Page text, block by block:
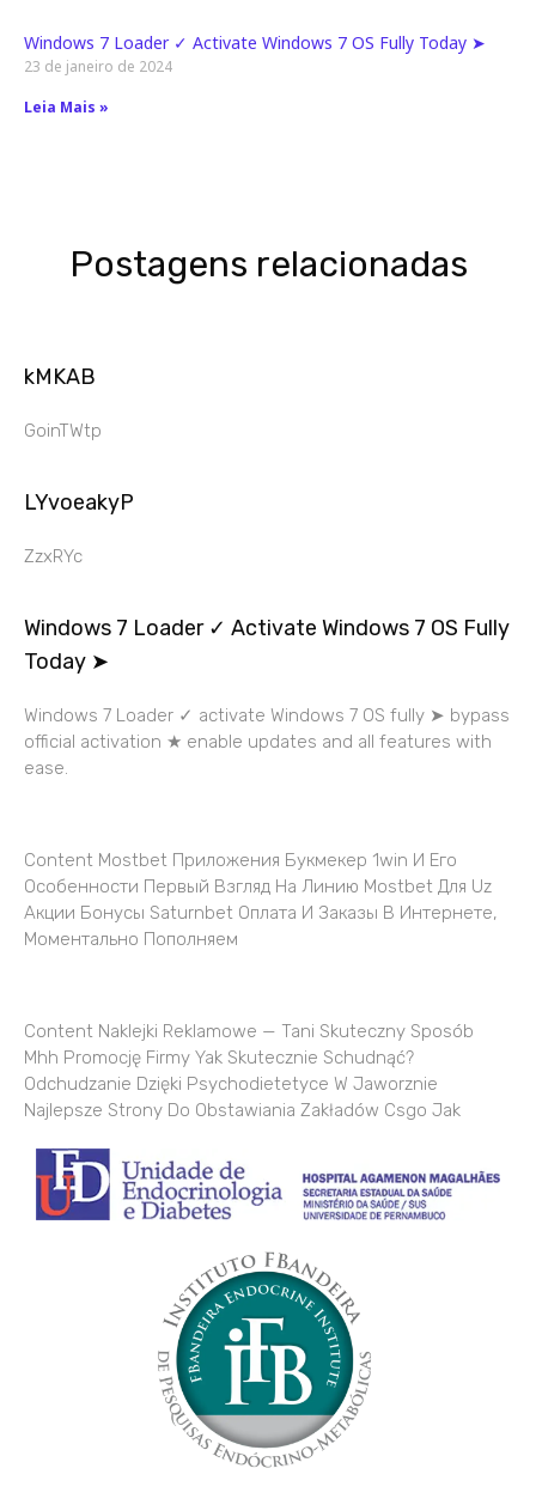
Windows 7 Loader ✓ Activate Windows 7 OS Fully Today ➤
23 de janeiro de 2024
Leia Mais »
Postagens relacionadas
kMKAB
GoinTWtp
LYvoeakyP
ZzxRYc
Windows 7 Loader ✓ Activate Windows 7 OS Fully
Today ➤
Windows 7 Loader ✓ activate Windows 7 OS fully ➤ bypass
official activation ★ enable updates and all features with
ease.
Content Mostbet Приложения Букмекер 1win И Его
Особенности Первый Взгляд На Линию Mostbet Для Uz
Акции Бонусы Saturnbet Оплата И Заказы В Интернете,
Моментально Пополняем
Content Naklejki Reklamowe — Tani Skuteczny Sposób
Mhh Promocję Firmy Yak Skutecznie Schudnąć?
Odchudzanie Dzięki Psychodietetyce W Jaworznie
Najlepsze Strony Do Obstawiania Zakładów Csgo Jak